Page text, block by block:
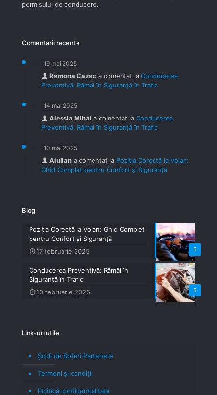
permisului de conducere.
Comentarii recente
19 mai 2025
Ramona Cazac a comentat la Conducerea
Preventivă: Rămâi în Siguranță în Trafic
14 mai 2025
Alessia Mihai a comentat la Conducerea
Preventivă: Rămâi în Siguranță în Trafic
10 mai 2025
Aiulian a comentat la Poziția Corectă la Volan:
Ghid Complet pentru Confort și Siguranță
Blog
5
Poziția Corectă la Volan: Ghid Complet
pentru Confort și Siguranță
17 februarie 2025
5
Conducerea Preventivă: Rămâi în
Siguranță în Trafic
10 februarie 2025
Link-uri utile
Școli de Șoferi Partenere
Termeni şi condiţii
Politică confidenţialitate